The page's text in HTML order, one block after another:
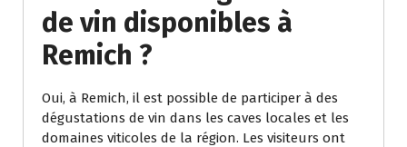
de vin disponibles à
Remich ?
Oui, à Remich, il est possible de participer à des
dégustations de vin dans les caves locales et les
domaines viticoles de la région. Les visiteurs ont